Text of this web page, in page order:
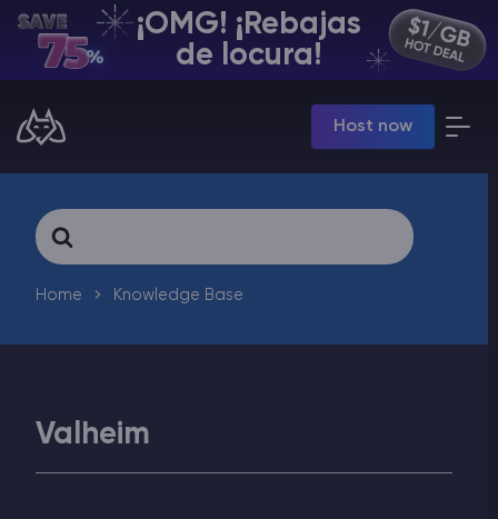
¡OMG! ¡Rebajas
de locura!
Host now
ES | USD
Manage your servers & payments
VPS Panel
Manage VPS server
Affiliate panel
Manage affiliates
Minecraft Alojamiento de servidores
Search
For
Home Knowledge Base
Valheim